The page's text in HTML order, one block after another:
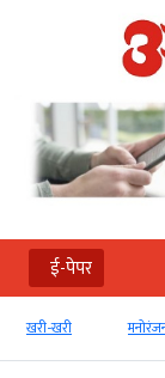
ई-पेपर
खरी-खरी